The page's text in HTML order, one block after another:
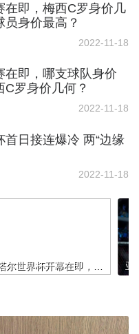
在即，梅西C罗身价几
员身价最高？
2022-11-18
在即，哪支球队身价
C罗身价几何？
2022-11-18
首日接连爆冷 两“边缘
2022-11-18